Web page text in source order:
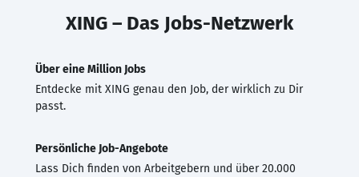
XING – Das Jobs-Netzwerk
Über eine Million Jobs
Entdecke mit XING genau den Job, der wirklich zu Dir
passt.
Persönliche Job-Angebote
Lass Dich finden von Arbeitgebern und über 20.000